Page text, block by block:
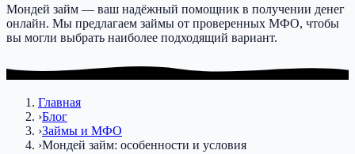
Мондей займ — ваш надёжный помощник в получении денег
онлайн. Мы предлагаем займы от проверенных МФО, чтобы
вы могли выбрать наиболее подходящий вариант.
Главная
›Блог
›Займы и МФО
›Мондей займ: особенности и условия